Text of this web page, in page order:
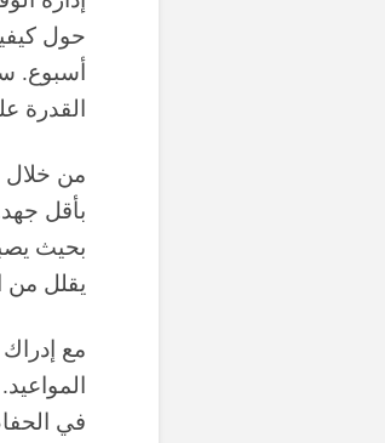
حول
أسبوع.
القدرة
من خلال
بأقل
بحيث
يقلل من
مع
في